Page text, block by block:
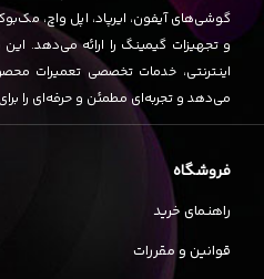
گوشی‌های آیفون، ایرپاد، اپل واچ،
و تجهیزات گیمینگ را ارائه می‌دهد.
اینترنتی، خدمات تخصصی تعمیرات
می‌دهد و تجربه‌ای مطمئن و حرفه‌ای را
فروشگاه
راهنمای خرید
قوانین و مقررات